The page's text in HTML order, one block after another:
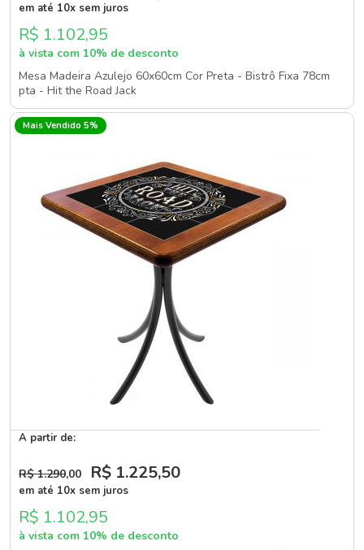
em até 10x sem juros
R$ 1.102,95
à vista com 10% de desconto
Mesa Madeira Azulejo 60x60cm Cor Preta - Bistrô Fixa 78cm
pta - Hit the Road Jack
Mais Vendido 5%
A partir de:
R$ 1.290,00 R$ 1.225,50
em até 10x sem juros
R$ 1.102,95
à vista com 10% de desconto